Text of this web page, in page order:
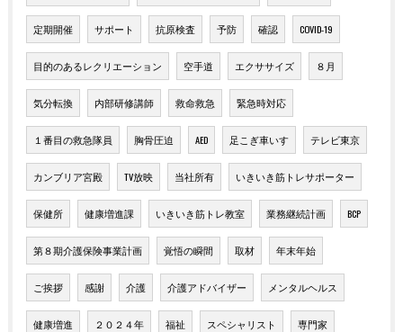
定期開催 サポート 抗原検査 予防 確認 COVID-19
目的のあるレクリエーション 空手道 エクササイズ ８月
気分転換 内部研修講師 救命救急 緊急時対応
１番目の救急隊員 胸骨圧迫 AED 足こぎ車いす テレビ東京
カンブリア宮殿 TV放映 当社所有 いきいき筋トレサポーター
保健所 健康増進課 いきいき筋トレ教室 業務継続計画 BCP
第８期介護保険事業計画 覚悟の瞬間 取材 年末年始
ご挨拶 感謝 介護 介護アドバイザー メンタルヘルス
健康増進 ２０２４年 福祉 スペシャリスト 専門家